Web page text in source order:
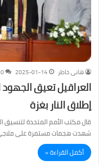
هانى خاطر
2025-01-14
0
العراقيل تعيق
إطلاق النار بغزة
قال مكتب الأمم المتحدة لتنسيق
شهدت هجمات مستمرة على
أكمل القراءة »